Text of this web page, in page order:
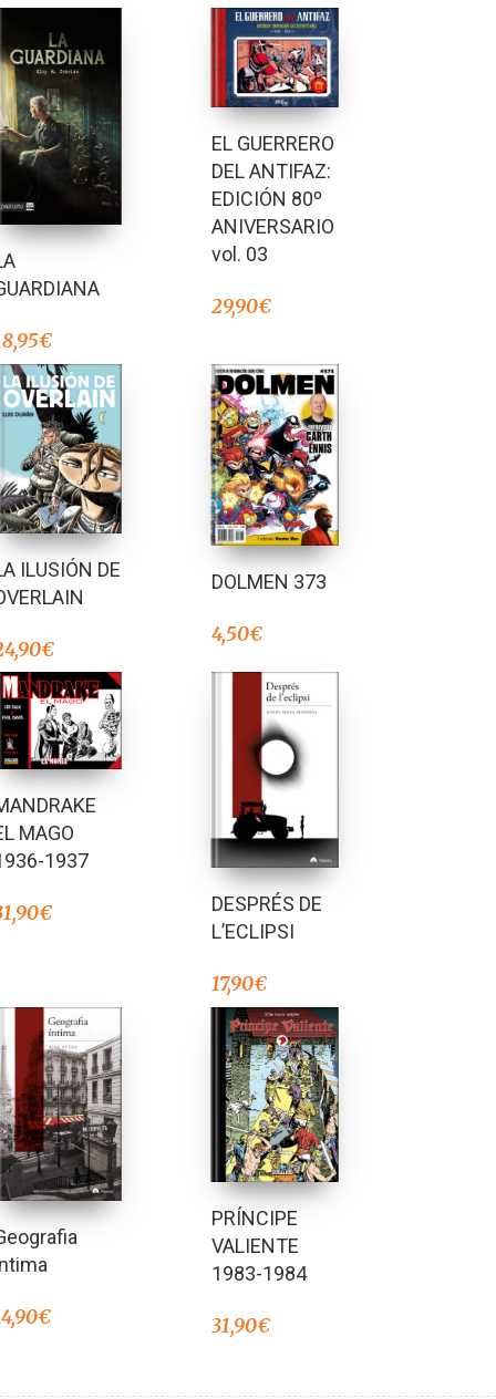
€
EL GUERRERO
DEL ANTIFAZ:
EDICIÓN 80º
ANIVERSARIO
vol. 03
29,90€
ILUSIÓN DE
€
DOLMEN 373
4,50€
MAGO
1937
€
DESPRÉS DE
L’ECLIPSI
17,90€
€
PRÍNCIPE
VALIENTE
1983-1984
31,90€